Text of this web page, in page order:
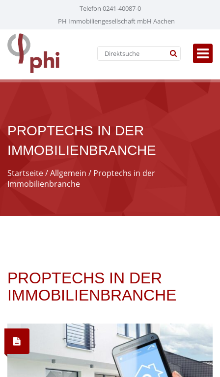
Telefon 0241-40087-0
PH Immobiliengesellschaft mbH Aachen
PROPTECHS IN DER
IMMOBILIENBRANCHE
Startseite/Allgemein / Proptechs in der
Immobilienbranche
PROPTECHS IN DER
IMMOBILIENBRANCHE